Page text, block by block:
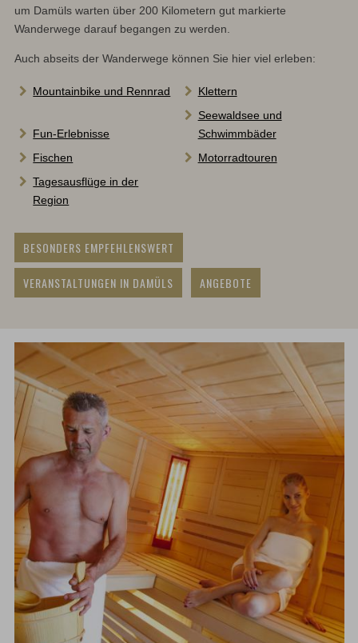
um Damüls warten über 200 Kilometern gut markierte
Wanderwege darauf begangen zu werden.
Auch abseits der Wanderwege können Sie hier viel erleben:
Mountainbike und Rennrad Klettern
Fun-Erlebnisse
Seewaldsee und
Schwimmbäder
Fischen
Motorradtouren
Tagesausflüge in der
Region
BESONDERS EMPFEHLENSWERT
VERANSTALTUNGEN IN DAMÜLS ANGEBOTE